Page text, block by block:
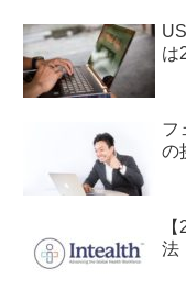
は
フ
の
法